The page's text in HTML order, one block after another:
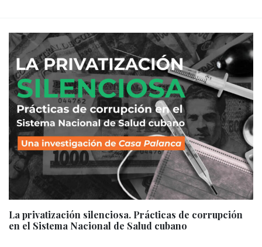
La privatización silenciosa. Prácticas de corrupción
en el Sistema Nacional de Salud cubano